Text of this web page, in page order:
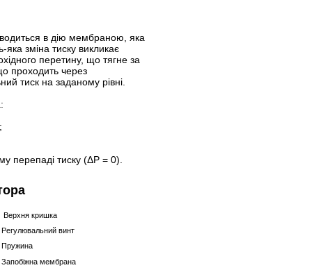
в дію мембраною, яка
зміна тиску викликає
перетину, що тягне за
проходить через
тиск на заданому рівні.
перепаді тиску (ΔP = 0).
Верхня кришка
Регулювальний винт
Пружина
Запобіжна мембрана